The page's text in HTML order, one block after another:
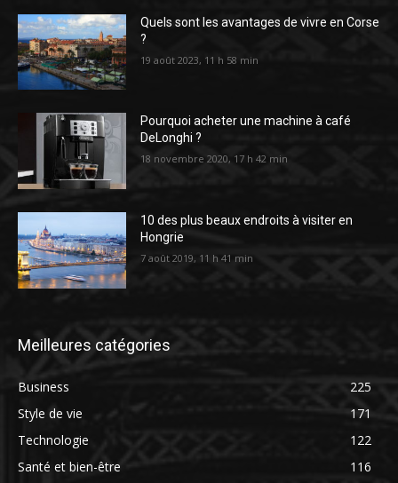
Quels sont les avantages de vivre en Corse
?
19 août 2023, 11 h 58 min
Pourquoi acheter une machine à café
DeLonghi ?
18 novembre 2020, 17 h 42 min
10 des plus beaux endroits à visiter en
Hongrie
7 août 2019, 11 h 41 min
Meilleures catégories
Business
225
Style de vie
171
Technologie
122
Santé et bien-être
116